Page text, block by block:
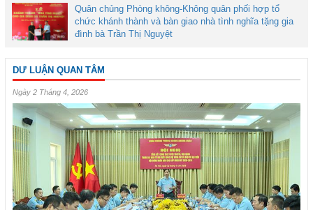
Quân chủng Phòng không-Không quân phối hợp tổ
chức khánh thành và bàn giao nhà tình nghĩa tặng gia
đình bà Trần Thị Nguyệt
DƯ LUẬN QUAN TÂM
Ngày 2 Tháng 4, 2026